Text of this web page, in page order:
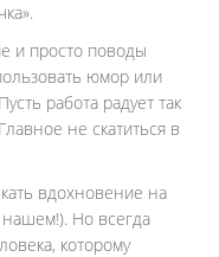
и просто поводы
юмор или
работа радует так
не скатиться в
вдохновение на
нашем!). Но всегда
которому